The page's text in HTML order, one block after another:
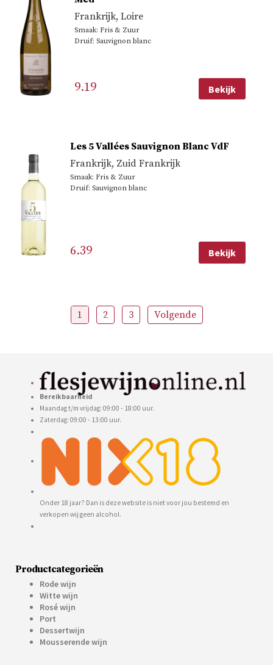
Frankrijk, Loire
Smaak: Fris & Zuur
Druif: Sauvignon blanc
9.19 Bekijk
Les 5 Vallées Sauvignon Blanc VdF
Frankrijk, Zuid Frankrijk
Smaak: Fris & Zuur
Druif: Sauvignon blanc
6.39 Bekijk
1 2 3 Volgende
Bereikbaarheid
Maandag t/m vrijdag: 09:00 - 18:00 uur.
Zaterdag: 09:00 - 13:00 uur.
Onder 18 jaar? Dan is deze website is niet voor jou bestemd en
verkopen wij geen alcohol.
Productcategorieën
Rode wijn
Witte wijn
Rosé wijn
Port
Dessertwijn
Mousserende wijn